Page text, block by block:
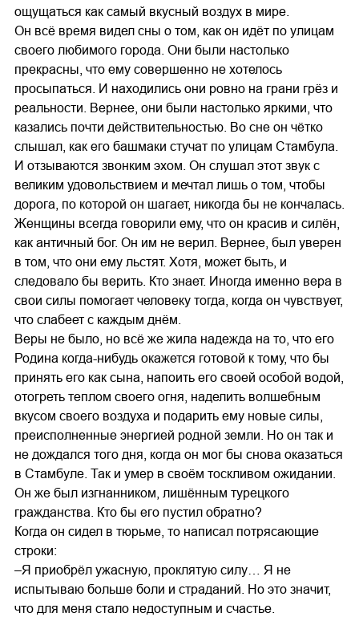
ощущаться как самый вкусный воздух в мире.
Он всё время видел сны о том, как он идёт по улицам
своего любимого города. Они были настолько
прекрасны, что ему совершенно не хотелось
просыпаться. И находились они ровно на грани грёз и
реальности. Вернее, они были настолько яркими, что
казались почти действительностью. Во сне он чётко
слышал, как его башмаки стучат по улицам Стамбула.
И отзываются звонким эхом. Он слушал этот звук с
великим удовольствием и мечтал лишь о том, чтобы
дорога, по которой он шагает, никогда бы не кончалась.
Женщины всегда говорили ему, что он красив и силён,
как античный бог. Он им не верил. Вернее, был уверен
в том, что они ему льстят. Хотя, может быть, и
следовало бы верить. Кто знает. Иногда именно вера в
свои силы помогает человеку тогда, когда он чувствует,
что слабеет с каждым днём.
Веры не было, но всё же жила надежда на то, что его
Родина когда-нибудь окажется готовой к тому, что бы
принять его как сына, напоить его своей особой водой,
отогреть теплом своего огня, наделить волшебным
вкусом своего воздуха и подарить ему новые силы,
преисполненные энергией родной земли. Но он так и
не дождался того дня, когда он мог бы снова оказаться
в Стамбуле. Так и умер в своём тоскливом ожидании.
Он же был изгнанником, лишённым турецкого
гражданства. Кто бы его пустил обратно?
Когда он сидел в тюрьме, то написал потрясающие
строки:
–Я приобрёл ужасную, проклятую силу… Я не
испытываю больше боли и страданий. Но это значит,
что для меня стало недоступным и счастье.